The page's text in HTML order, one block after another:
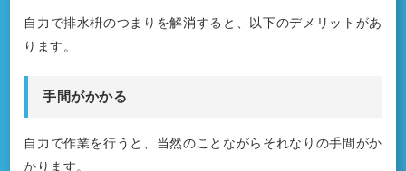
自力で排水枡のつまりを解消すると、以下のデメリットがあ
ります。
手間がかかる
自力で作業を行うと、当然のことながらそれなりの手間がか
かります。